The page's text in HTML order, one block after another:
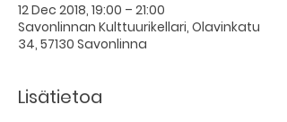
12 Dec 2018, 19:00 – 21:00
Savonlinnan Kulttuurikellari, Olavinkatu
34, 57130 Savonlinna
Lisätietoa